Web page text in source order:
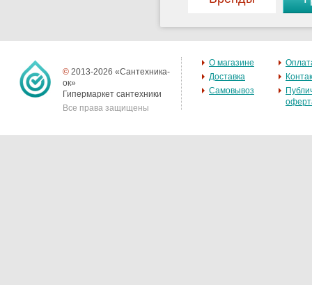
© 2013-2026 «Сантехника-
ок»
Гипермаркет сантехники
Все права защищены
О магазине
Доставка
Самовывоз